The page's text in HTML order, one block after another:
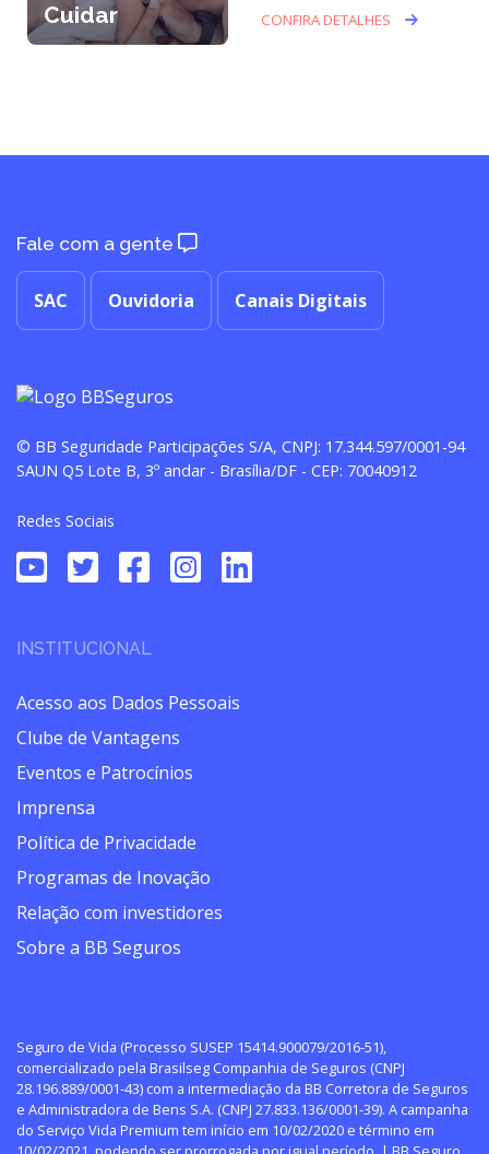
Cuidar CONFIRA DETALHES
Fale com a gente
SAC Ouvidoria Canais Digitais
© BB Seguridade Participações S/A, CNPJ: 17.344.597/0001-94
SAUN Q5 Lote B, 3º andar - Brasília/DF - CEP: 70040912
Redes Sociais
INSTITUCIONAL
Acesso aos Dados Pessoais
Clube de Vantagens
Eventos e Patrocínios
Imprensa
Política de Privacidade
Programas de Inovação
Relação com investidores
Sobre a BB Seguros
Seguro de Vida (Processo SUSEP 15414.900079/2016-51),
comercializado pela Brasilseg Companhia de Seguros (CNPJ
28.196.889/0001-43) com a intermediação da BB Corretora de Seguros
e Administradora de Bens S.A. (CNPJ 27.833.136/0001-39). A campanha
do Serviço Vida Premium tem início em 10/02/2020 e término em